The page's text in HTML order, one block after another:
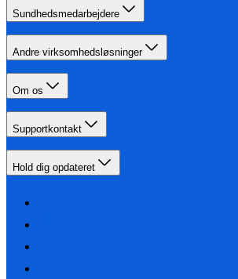
Sundhedsmedarbejdere
Andre virksomhedsløsninger
Om os
Supportkontakt
Hold dig opdateret